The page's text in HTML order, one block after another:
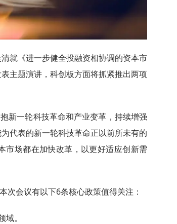
就《进一步健全投融资相协调的资本市
主题演讲，科创板方面将抓紧推出两项
新一轮科技革命和产业变革，持续增强
代表的新一轮科技革命正以前所未有的
市场都在加快改革，以更好适应创新需
次会议有以下6条核心政策值得关注：
。